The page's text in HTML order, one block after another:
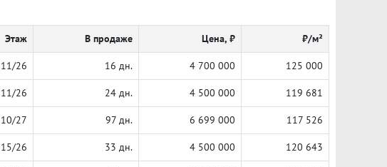
Этаж В продаже Цена, ₽ ₽/м²
11/26 16 дн. 4 700 000 125 000
11/26 24 дн. 4 500 000 119 681
10/27 97 дн. 6 699 000 117 526
15/26 33 дн. 4 500 000 120 643